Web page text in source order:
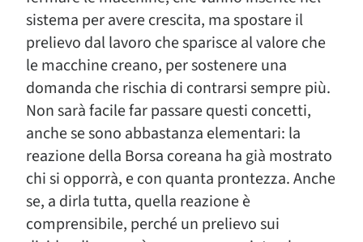
sistema per avere crescita, ma spostare il
prelievo dal lavoro che sparisce al valore che
le macchine creano, per sostenere una
domanda che rischia di contrarsi sempre più.
Non sarà facile far passare questi concetti,
anche se sono abbastanza elementari: la
reazione della Borsa coreana ha già mostrato
chi si opporrà, e con quanta prontezza. Anche
se, a dirla tutta, quella reazione è
comprensibile, perché un prelievo sui